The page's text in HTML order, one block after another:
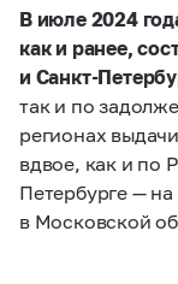
В июле 2024
как и ранее,
и Санкт-
так и по
регионах
вдвое, как и по
Петербурге —
в Московской